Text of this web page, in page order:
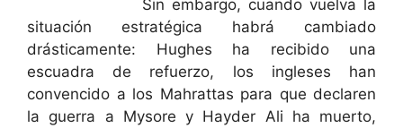
Sin embargo, cuando vuelva la
situación estratégica habrá cambiado
drásticamente: Hughes ha recibido una
escuadra de refuerzo, los ingleses han
convencido a los Mahrattas para que declaren
la guerra a Mysore y Hayder Ali ha muerto,